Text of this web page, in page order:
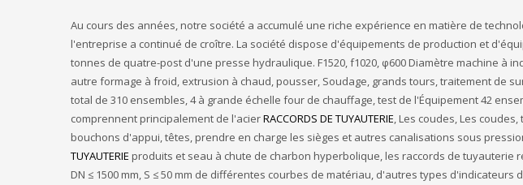
Au cours des années, notre société a accumulé une riche expérience en matière de
l'entreprise a continué de croître. La société dispose d'équipements de production et
tonnes de quatre-post d'une presse hydraulique. F1520, f1020, φ600 Diamètre machine à
autre formage à froid, extrusion à chaud, pousser, Soudage, grands tours, traitement de
total de 310 ensembles, 4 à grande échelle four de chauffage, test de l'Équipement 42
comprennent principalement de l'acierRACCORDS DE TUYAUTERIE, Les coudes, Les
bouchons d'appui, têtes, prendre en charge les sièges et autres canalisations sous
TUYAUTERIE produits et seau à chute de charbon hyperbolique, les raccords de tuyauterie
DN ≤ 1500 mm, S ≤ 50 mm de différentes courbes de matériau, d'autres types d'indicateurs